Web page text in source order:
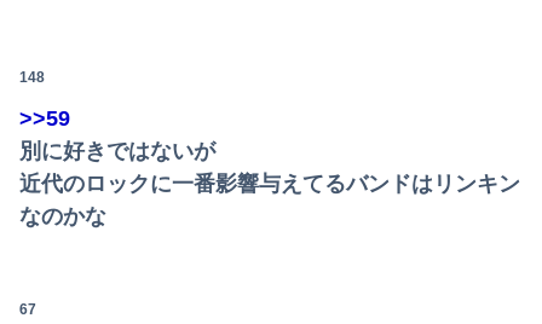
148
>>59
別に好きではないが
近代のロックに一番影響与えてるバンドはリンキン
なのかな
67